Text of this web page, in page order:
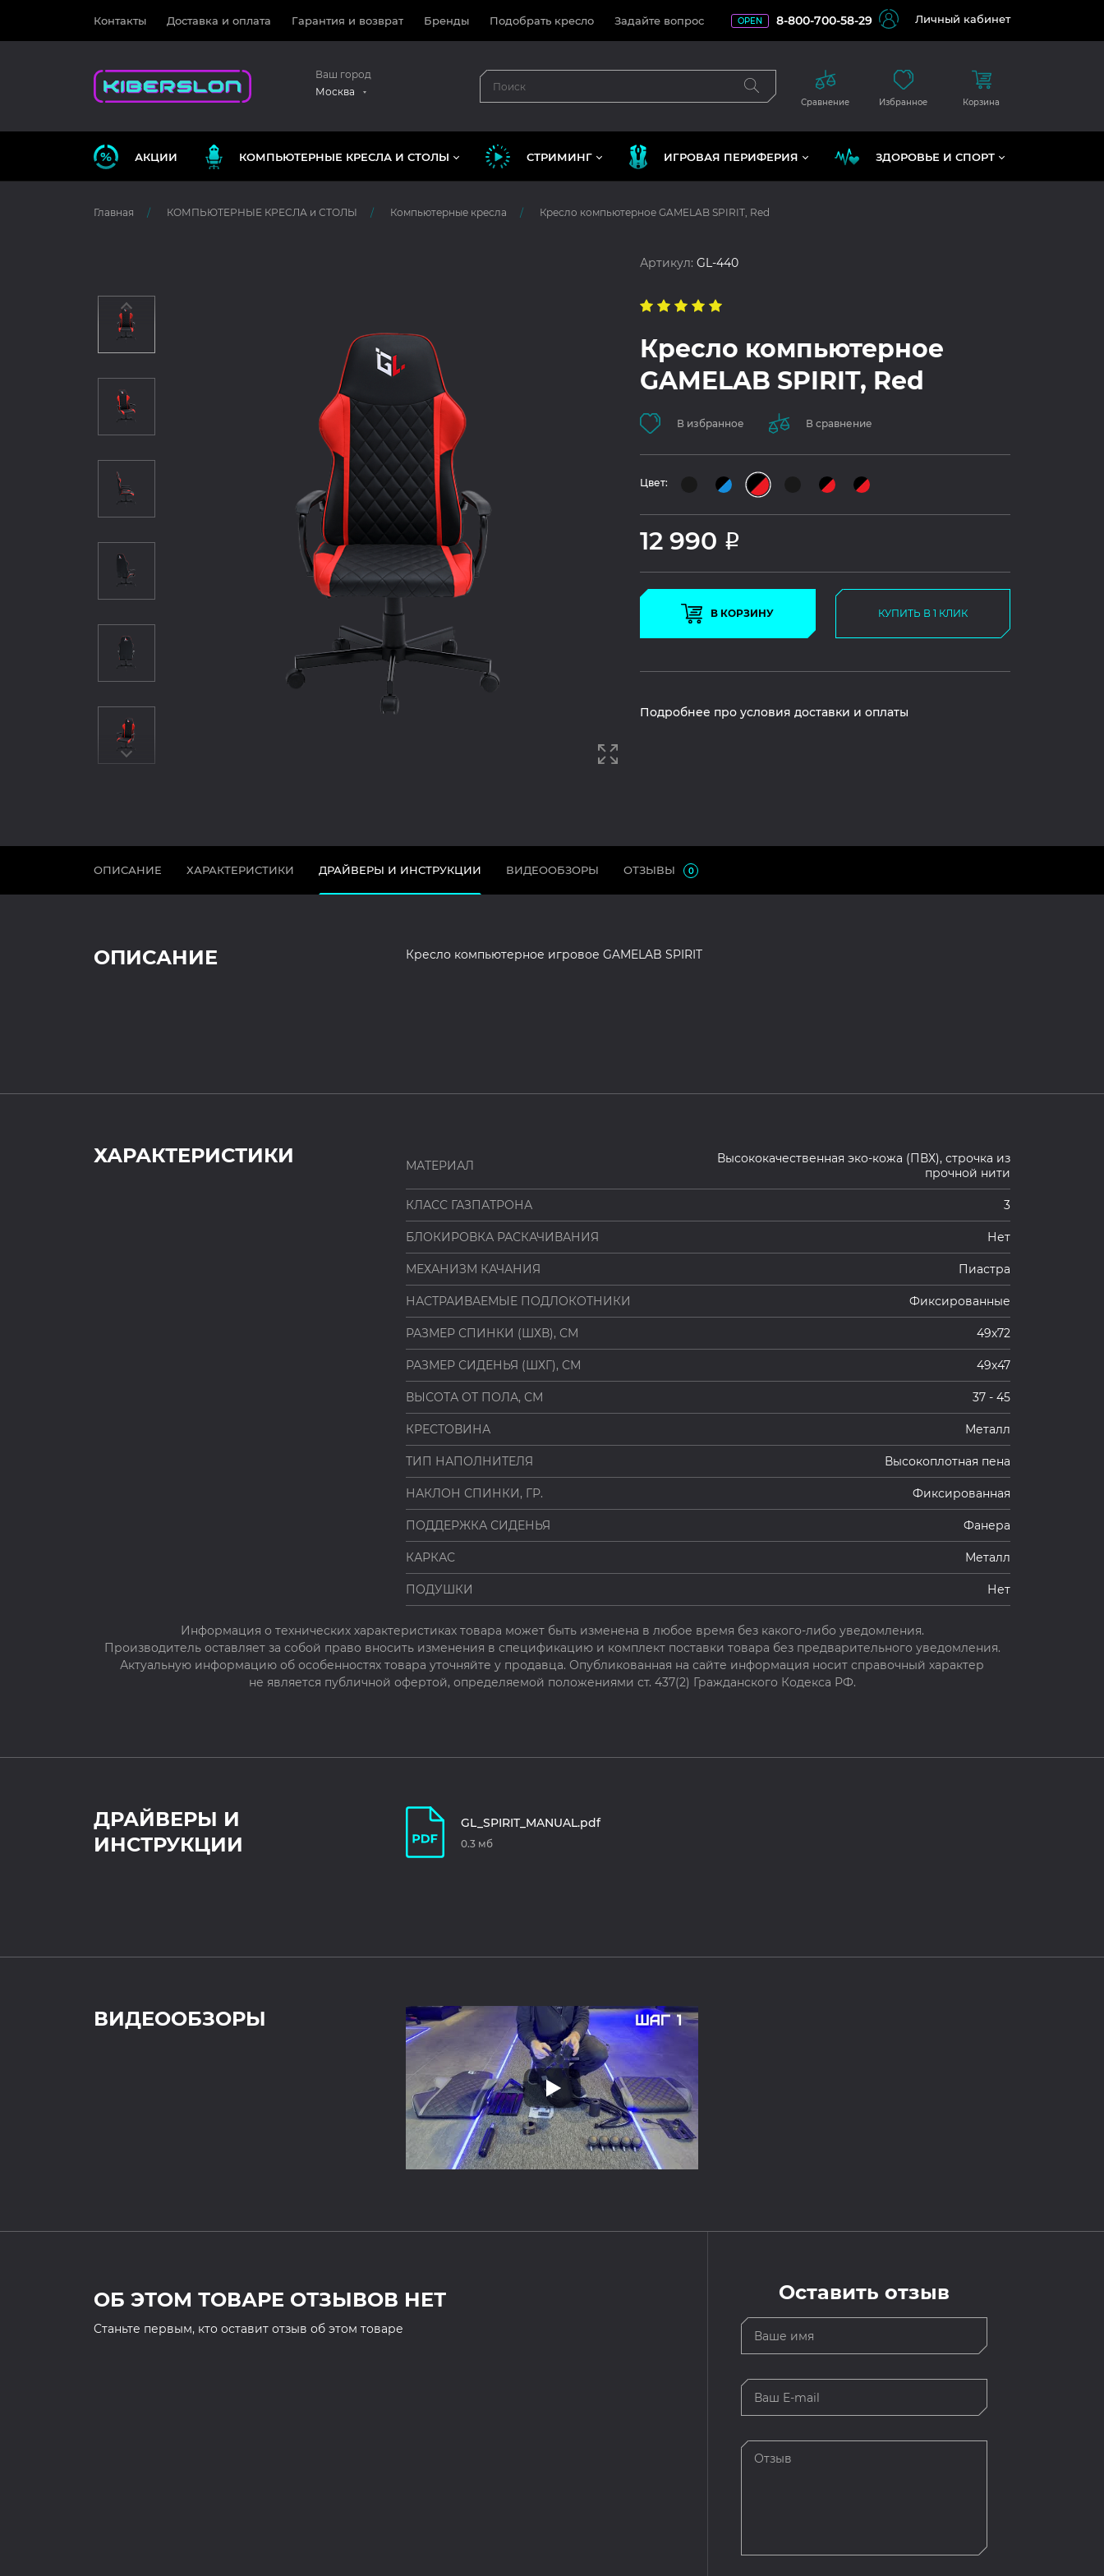
Контакты Доставка и оплата Гарантия и возврат Бренды Подобрать кресло Задайте вопрос OPEN 8-800-700-58-29 Личный кабинет
Ваш город
Москва
Сравнение Избранное Корзина
АКЦИИ КОМПЬЮТЕРНЫЕ КРЕСЛА И СТОЛЫ СТРИМИНГ ИГРОВАЯ ПЕРИФЕРИЯ ЗДОРОВЬЕ И СПОРТ
Главная КОМПЬЮТЕРНЫЕ КРЕСЛА и СТОЛЫ Компьютерные кресла Кресло компьютерное GAMELAB SPIRIT, Red
Артикул:GL-440
Кресло компьютерное
GAMELAB SPIRIT, Red
В избранное В сравнение
Цвет:
12 990 Р
В КОРЗИНУ КУПИТЬ В 1 КЛИК
Подробнее про условия доставки и оплаты
ОПИСАНИЕ ХАРАКТЕРИСТИКИ ДРАЙВЕРЫ И ИНСТРУКЦИИ ВИДЕООБЗОРЫ ОТЗЫВЫ 0
ОПИСАНИЕ Кресло компьютерное игровое GAMELAB SPIRIT
ХАРАКТЕРИСТИКИ МАТЕРИАЛ
Высококачественная эко-кожа (ПВХ), строчка из
прочной нити
КЛАСС ГАЗПАТРОНА 3
БЛОКИРОВКА РАСКАЧИВАНИЯ Нет
МЕХАНИЗМ КАЧАНИЯ Пиастра
НАСТРАИВАЕМЫЕ ПОДЛОКОТНИКИ Фиксированные
РАЗМЕР СПИНКИ (ШХВ), СМ 49х72
РАЗМЕР СИДЕНЬЯ (ШХГ), СМ 49х47
ВЫСОТА ОТ ПОЛА, СМ 37 - 45
КРЕСТОВИНА Металл
ТИП НАПОЛНИТЕЛЯ Высокоплотная пена
НАКЛОН СПИНКИ, ГР. Фиксированная
ПОДДЕРЖКА СИДЕНЬЯ Фанера
КАРКАС Металл
ПОДУШКИ Нет
Информация о технических характеристиках товара может быть изменена в любое время без какого-либо уведомления.
Производитель оставляет за собой право вносить изменения в спецификацию и комплект поставки товара без предварительного уведомления.
Актуальную информацию об особенностях товара уточняйте у продавца. Опубликованная на сайте информация носит справочный характер
не является публичной офертой, определяемой положениями ст. 437(2) Гражданского Кодекса РФ.
ДРАЙВЕРЫ И
ИНСТРУКЦИИ
GL_SPIRIT_MANUAL.pdf
0.3 мб
ВИДЕООБЗОРЫ
ОБ ЭТОМ ТОВАРЕ ОТЗЫВОВ НЕТ
Cтаньте первым, кто оставит отзыв об этом товаре
Оставить отзыв